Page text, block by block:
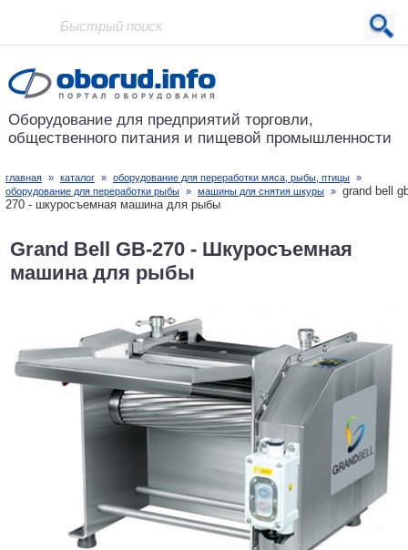
Проект основан в 2001 году
Оборудование для предприятий торговли,
общественного питания и пищевой промышленности
главная » каталог » оборудование для переработки мяса, рыбы, птицы »
оборудование для переработки рыбы » машины для снятия шкуры » grand bell
270 - шкуросъемная машина для рыбы
Grand Bell GB-270 - Шкуросъемная
машина для рыбы